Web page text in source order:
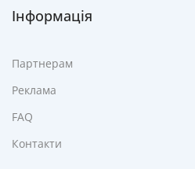
Інформація
Партнерам
Реклама
FAQ
Контакти
Настільна